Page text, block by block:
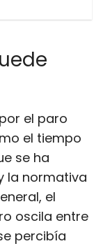
el paro
el tiempo
se ha
la normativa
el
oscila entre
percibía